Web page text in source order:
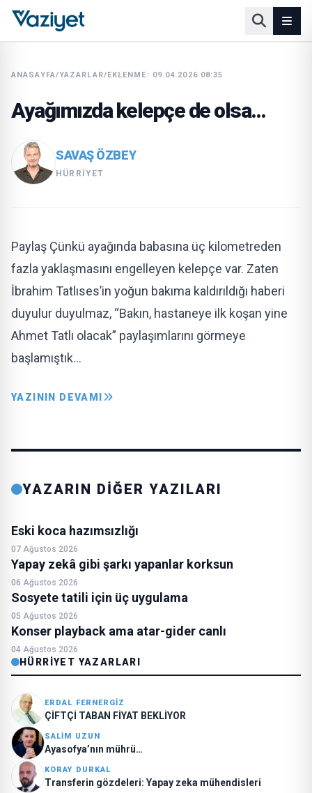
ANASAYFA/YAZARLAR/EKLENME: 09.04.2026 08:35
Ayağımızda kelepçe de olsa…
SAVAŞ ÖZBEY
HÜRRIYET
Paylaş Çünkü ayağında babasına üç kilometreden
fazla yaklaşmasını engelleyen kelepçe var. Zaten
İbrahim Tatlıses’in yoğun bakıma kaldırıldığı haberi
duyulur duyulmaz, “Bakın, hastaneye ilk koşan yine
Ahmet Tatlı olacak” paylaşımlarını görmeye
başlamıştık…
YAZININ DEVAMI
YAZARIN DİĞER YAZILARI
Eski koca hazımsızlığı
07 Ağustos 2026
Yapay zekâ gibi şarkı yapanlar korksun
06 Ağustos 2026
Sosyete tatili için üç uygulama
05 Ağustos 2026
Konser playback ama atar-gider canlı
04 Ağustos 2026
HÜRRIYET YAZARLARI
ERDAL FERNERGIZ
ÇİFTÇİ TABAN FİYAT BEKLİYOR
SALIM UZUN
Ayasofya’nın mührü…
KORAY DURKAL
Transferin gözdeleri: Yapay zeka mühendisleri